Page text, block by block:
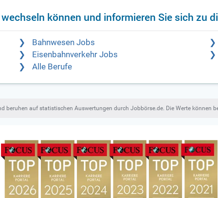
können und informieren Sie sich zu
Bahnwesen Jobs
Eisenbahnverkehr Jobs
Alle Berufe
beruhen auf statistischen Auswertungen durch Jobbörse.de. Die Werte können